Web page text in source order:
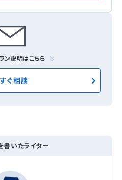
ン説明はこちら
ぐ相談
書いたライター